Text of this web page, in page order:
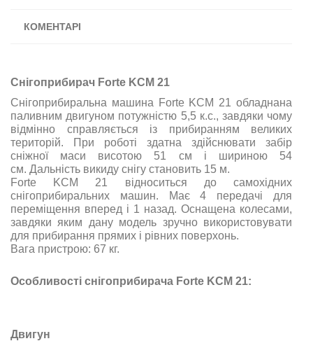
КОМЕНТАРІ
Снігоприбирач Forte KCM 21
Снігоприбиральна машина Forte KCM 21 обладнана
паливним двигуном потужністю 5,5 к.с., завдяки чому
відмінно справляється із прибиранням великих
територій. При роботі здатна здійснювати забір
сніжної маси висотою 51 см і шириною 54
см. Дальність викиду снігу становить 15 м.
Forte KCM 21 відноситься до самохідних
снігоприбиральних машин. Має 4 передачі для
переміщення вперед і 1 назад. Оснащена колесами,
завдяки яким дану модель зручно використовувати
для прибирання прямих і рівних поверхонь.
Вага пристрою: 67 кг.
Особливості снігоприбирача Forte KCM 21:
Двигун